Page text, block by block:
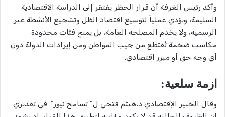
وأكد رئيس الغرفة أن قرار الحظر يفتقر إلى الدراسة الاقتصادية
السليمة، ويؤدي عملياً لتوسيع اقتصاد الظل وتشجيع الأنشطة غير
الرسمية، ولا يخدم المصلحة العامة، بل يمنح فئات محدودة
مكاسب ضخمة تُقتطع من جيب المواطن ومن إيرادات الدولة دون
أي وجه حق أو مبرر اقتصادي.
ازمة سلعية:
وقال الخبير الإقتصادي د.هيثم فتحي ل” تسامح نيوز”: في تقديري